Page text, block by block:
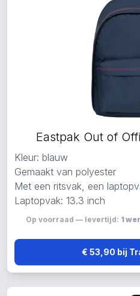
Eastpak Out of
Kleur: blauw
Gemaakt van polyester
Met een ritsvak, een
Laptopvak: 13.3 inch
Op voorraad — levertijd: 1
€ 53,90 bij